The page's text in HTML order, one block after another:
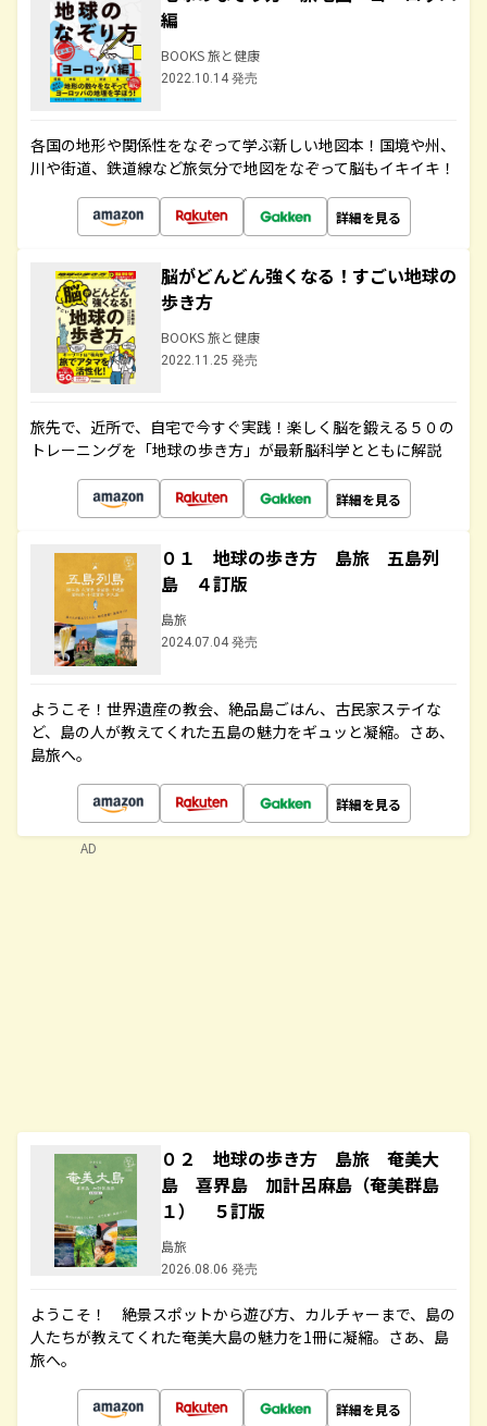
編
BOOKS 旅と健康
2022.10.14 発売
各国の地形や関係性をなぞって学ぶ新しい地図本！国境や州、
川や街道、鉄道線など旅気分で地図をなぞって脳もイキイキ！
詳細を見る
脳がどんどん強くなる！すごい地球の
歩き方
BOOKS 旅と健康
2022.11.25 発売
旅先で、近所で、自宅で今すぐ実践！楽しく脳を鍛える５０の
トレーニングを「地球の歩き方」が最新脳科学とともに解説
詳細を見る
０１ 地球の歩き方 島旅 五島列
島 ４訂版
島旅
2024.07.04 発売
ようこそ！世界遺産の教会、絶品島ごはん、古民家ステイな
ど、島の人が教えてくれた五島の魅力をギュッと凝縮。さあ、
島旅へ。
詳細を見る
０２ 地球の歩き方 島旅 奄美大
島 喜界島 加計呂麻島（奄美群島
１） ５訂版
島旅
2026.08.06 発売
ようこそ！ 絶景スポットから遊び方、カルチャーまで、島の
人たちが教えてくれた奄美大島の魅力を1冊に凝縮。さあ、島
旅へ。
詳細を見る
AD